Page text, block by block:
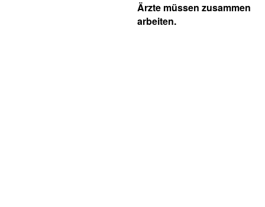
Ärzte müssen zusammen
arbeiten.